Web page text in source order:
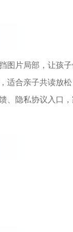
图片局部，让孩
适合亲子共读放
、隐私协议入口